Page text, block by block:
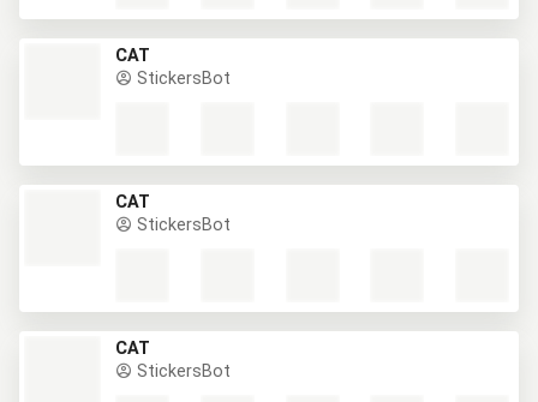
CAT
StickersBot
CAT
StickersBot
CAT
StickersBot